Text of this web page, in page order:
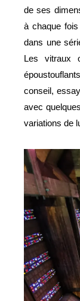
de ses
à chaque
dans une
Les vitraux
conseil,
avec
variations de